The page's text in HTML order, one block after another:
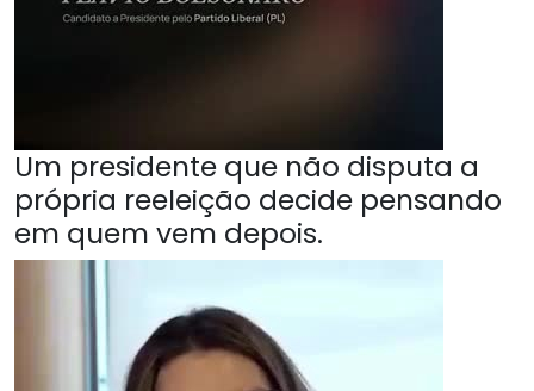
Um presidente que não disputa a
própria reeleição decide pensando
em quem vem depois.